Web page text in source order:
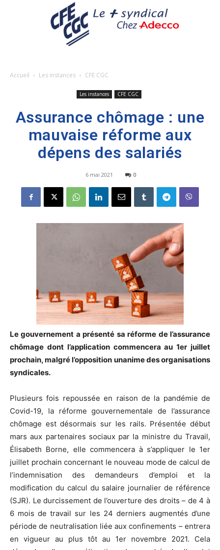
Accueil Les instances CFE CGC
Les instances CFE CGC
Assurance chômage : une
mauvaise réforme aux
dépens des salariés
6 mai 2021 0
Le gouvernement a présenté sa réforme de l’assurance
chômage dont l’application commencera au 1er juillet
prochain, malgré l’opposition unanime des organisations
syndicales.
Plusieurs fois repoussée en raison de la pandémie de
Covid-19, la réforme gouvernementale de l’assurance
chômage est désormais sur les rails. Présentée début
mars aux partenaires sociaux par la ministre du Travail,
Élisabeth Borne, elle commencera à s’appliquer le 1er
juillet prochain concernant le nouveau mode de calcul de
l’indemnisation des demandeurs d’emploi et la
modification du calcul du salaire journalier de référence
(SJR). Le durcissement de l’ouverture des droits – de 4 à
6 mois de travail sur les 24 derniers augmentés d’une
période de neutralisation liée aux confinements – entrera
en vigueur au plus tôt au 1er novembre 2021. Cela